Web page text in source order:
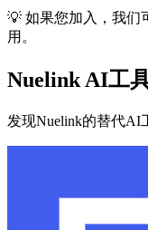
💡 如果您加入，我们
用。
Nuelink AI工
发现Nuelink的替代AI